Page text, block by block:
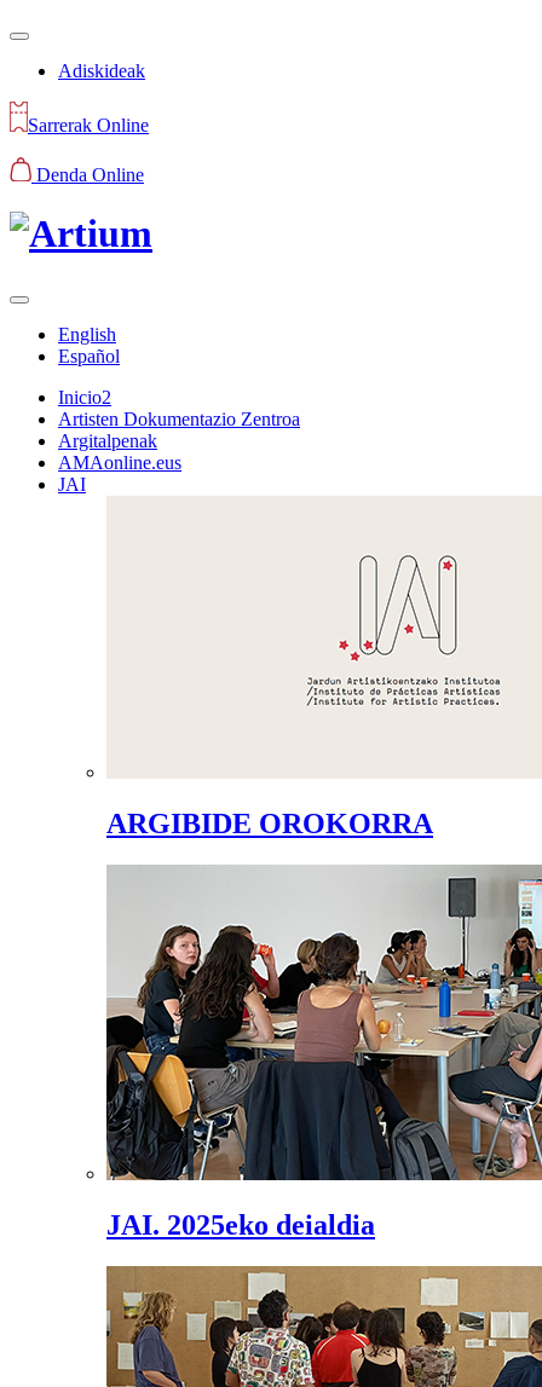
Adiskideak
Sarrerak Online
Denda Online
English
Español
Inicio2
Artisten Dokumentazio Zentroa
Argitalpenak
AMAonline.eus
JAI
ARGIBIDE OROKORRA
JAI. 2025eko deialdia